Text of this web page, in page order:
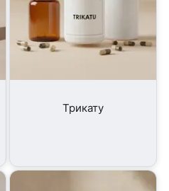
Трикату